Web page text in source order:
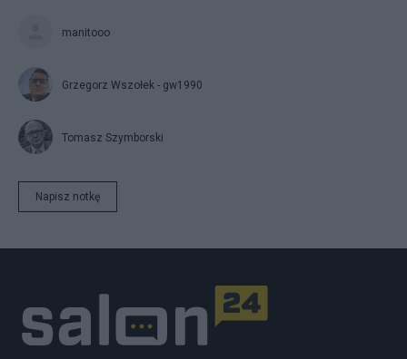
manitooo
Grzegorz Wszołek - gw1990
Tomasz Szymborski
Napisz notkę